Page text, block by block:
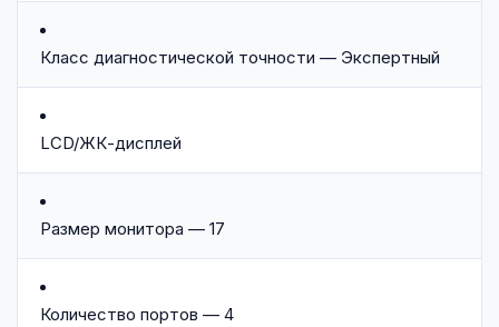
Класс диагностической точности — Экспертный
LCD/ЖК-дисплей
Размер монитора — 17
Количество портов — 4